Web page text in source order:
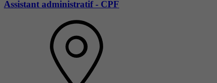
Assistant administratif - CPF